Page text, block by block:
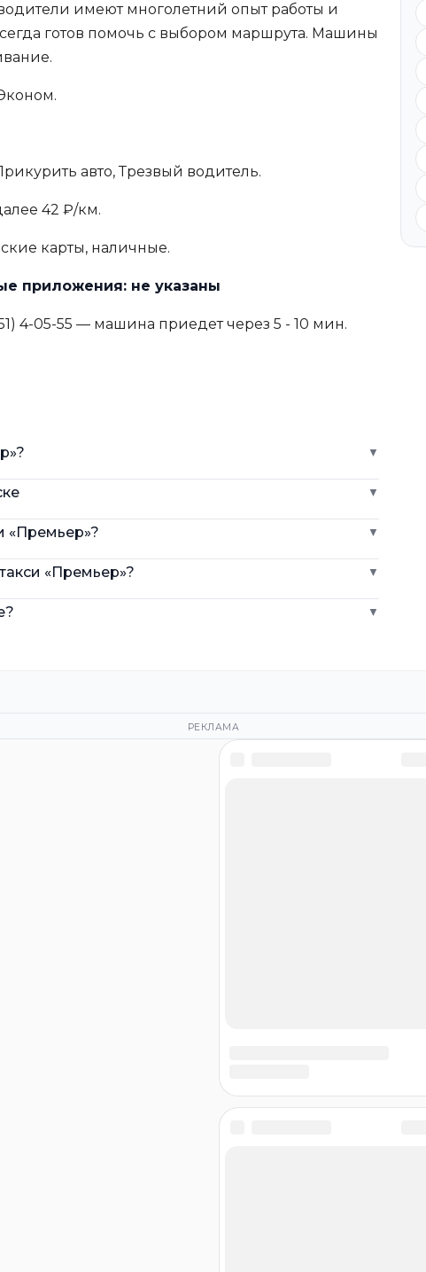
имеют многолетний опыт работы и
готов помочь с выбором маршрута. Машины
авто, Трезвый водитель.
42 ₽/км.
карты, наличные.
приложения: не указаны
4-05-55 — машина приедет через 5 - 10 мин.
▼
▼
«Премьер»? ▼
«Премьер»? ▼
▼
РЕКЛАМА